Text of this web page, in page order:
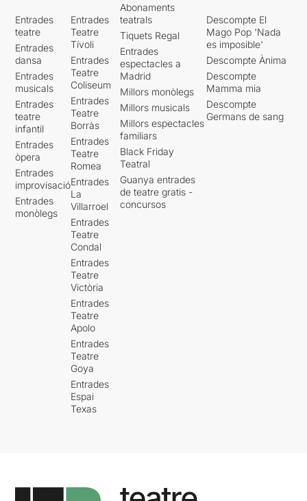
Entrades
teatre
Entrades
dansa
Entrades
musicals
Entrades
teatre
infantil
Entrades
òpera
Entrades
improvisació
Entrades
monòlegs
Entrades
Teatre
Tívoli
Entrades
Teatre
Coliseum
Entrades
Teatre
Borràs
Entrades
Teatre
Romea
Entrades
La
Villarroel
Entrades
Teatre
Condal
Entrades
Teatre
Victòria
Entrades
Teatre
Apolo
Entrades
Teatre
Goya
Entrades
Espai
Texas
Abonaments
teatrals
Tiquets Regal
Entrades
espectacles a
Madrid
Millors monòlegs
Millors musicals
Millors espectacles
familiars
Black Friday
Teatral
Guanya entrades
de teatre gratis -
concursos
Descompte El
Mago Pop 'Nada
es imposible'
Descompte Ànima
Descompte
Mamma mia
Descompte
Germans de sang